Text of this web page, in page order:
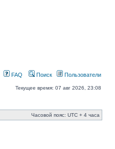
FAQ Поиск Пользователи
Текущее время: 07 авг 2026, 23:08
Часовой пояс: UTC + 4 часа